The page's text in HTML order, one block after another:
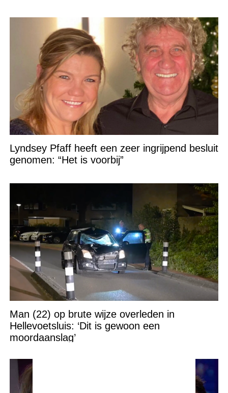
Lyndsey Pfaff heeft een zeer ingrijpend besluit
genomen: “Het is voorbij”
Man (22) op brute wijze overleden in
Hellevoetsluis: ‘Dit is gewoon een
moordaanslag’